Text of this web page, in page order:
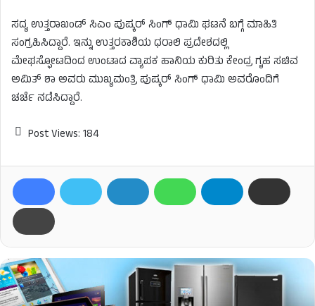
ಸದ್ಯ ಉತ್ತರಾಖಂಡ್​ ಸಿಎಂ ಪುಷ್ಕರ್​ ಸಿಂಗ್​ ಧಾಮಿ ಘಟನೆ ಬಗ್ಗೆ ಮಾಹಿತಿ
ಸಂಗ್ರಹಿಸಿದ್ದಾರೆ. ಇನ್ನು ಉತ್ತರಕಾಶಿಯ ಧರಾಲಿ ಪ್ರದೇಶದಲ್ಲಿ
ಮೇಘಸ್ಫೋಟದಿಂದ ಉಂಟಾದ ವ್ಯಾಪಕ ಹಾನಿಯ ಕುರಿತು ಕೇಂದ್ರ ಗೃಹ ಸಚಿವ
ಅಮಿತ್ ಶಾ ಅವರು ಮುಖ್ಯಮಂತ್ರಿ ಪುಷ್ಕರ್ ಸಿಂಗ್ ಧಾಮಿ ಅವರೊಂದಿಗೆ
ಚರ್ಚೆ ನಡೆಸಿದ್ದಾರೆ.
Post Views: 184